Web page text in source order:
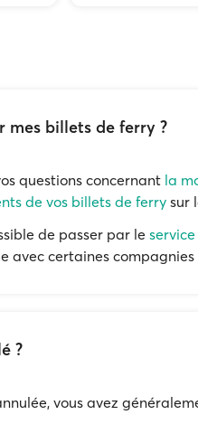
mes billets de ferry ?
questions concernant la
de vos billets de ferry sur
de passer par le
avec certaines
?
vous avez